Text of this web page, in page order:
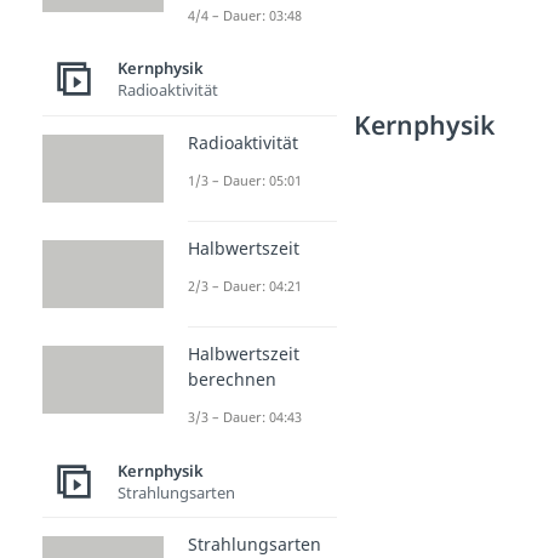
Weitere Inhalte: Kernphysik
Strahlungsarten
Alpha Strahlung
Beta Strahlung
Dauer: 05:18
Dauer: 04:49
Röntgenstrahlung
Dauer: 05:20
4/4 – Dauer: 03:48
Kernphysik
Radioaktivität
Radioaktivität
1/3 – Dauer: 05:01
Halbwertszeit
2/3 – Dauer: 04:21
Halbwertszeit
berechnen
3/3 – Dauer: 04:43
Kernphysik
Strahlungsarten
Strahlungsarten